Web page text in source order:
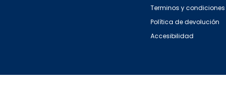
Terminos y condiciones
Política de devolución
Accesibilidad